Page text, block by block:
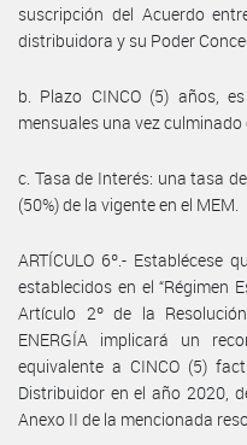
suscripción del Acuerdo
distribuidora y su Poder
b. Plazo CINCO (5) años,
mensuales una vez culminado
c. Tasa de Interés: una tasa
(50%) de la vigente en el MEM.
ARTÍCULO 6º.- Establécese
establecidos en el “Régimen
Artículo 2º de la
ENERGÍA implicará un
equivalente a CINCO (5)
Distribuidor en el año 2020,
Anexo II de la mencionada